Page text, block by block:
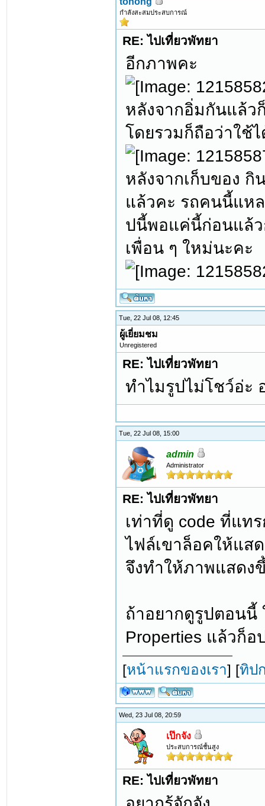
กำลังสะสมประสบการณ์
RE: ไปเที่ยวพัทยา
อีกภาพคะ
หลังจากอิ่มกันแล้ว
โดยรวมก็ถือว่าใช้
หลังจากเก็บของ กิ
แล้วคะ รถคนนี้แห
ปนี้พอแค่นี้ก่อนแล้ว
เพื่อน ๆ ใหม่นะคะ
Tue, 22 Jul 08, 12:45
ผู้เยี่ยมชม
Unregistered
RE: ไปเที่ยวพัทยา
ทำไมรูปไม่โชว์อ่ะ
Tue, 22 Jul 08, 15:00
admin
Administrator
RE: ไปเที่ยวพัทยา
เท่าที่ดู code ที่แท
ไฟล์เขาล็อคให้แส
จึงทำให้ภาพแสดง
ถ้าอยากดูรูปตอนนี้
Properties แล้วก็อ
[หน้าแรกของเรา] [ทิป
Wed, 23 Jul 08, 20:59
เป๊กจัง
ประสบการณ์ชั้นสูง
RE: ไปเที่ยวพัทยา